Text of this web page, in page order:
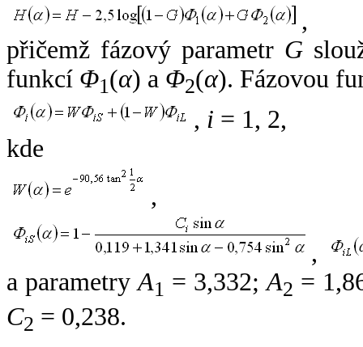
,
přičemž fázový parametr G
funkcí Φ1(α) a Φ2(α). Fázovou
, i = 1, 2,
kde
,
,
a parametryA1 = 3,332;A2 =
C2 = 0,238.